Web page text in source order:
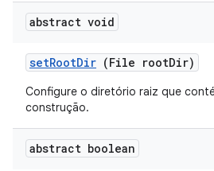
abstract void
setRootDir (File rootDir)
Configure o diretório raiz que
construção.
abstract boolean